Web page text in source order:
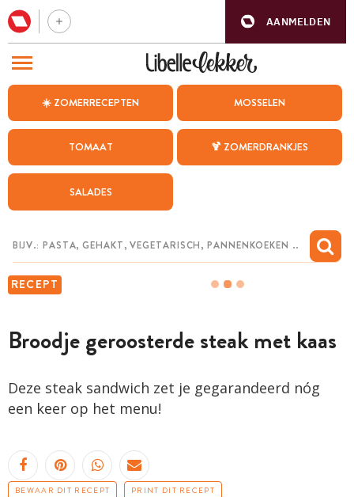
AANMELDEN
☀️ ZOMERRECEPTEN MOSSELEN
TOMAAT 🍹 ZOMERDRANKJES
SALADES
RECEPT
Broodje geroosterde steak met kaas
Deze steak sandwich zet je gegarandeerd nóg
een keer op het menu!
BEWAAR DIT RECEPT PRINT DIT RECEPT
BEZOEK ONZE ANDERE WEBSITES
WEEKMENU
CHAT MET MAIA
MIJN BEWAARDE RECEPTEN